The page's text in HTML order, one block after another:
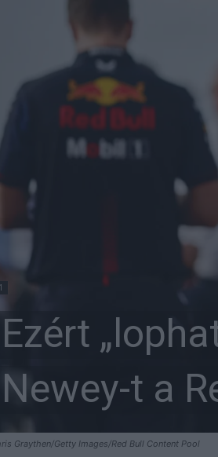
Graythen/Getty Images/Red Bull Content Pool
Ezért
Newey-t a